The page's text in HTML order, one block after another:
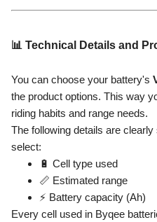
📊 Technical Details and
You can choose your battery's
the product options. This way
riding habits and range needs.
The following details are
select:
🔋 Cell type used
📏 Estimated range
⚡ Battery capacity (Ah)
Every cell used in Byqee